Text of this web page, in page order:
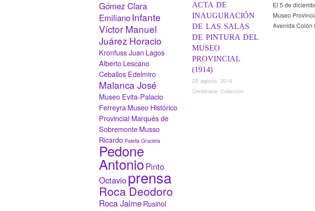
Gómez Clara
EmilianoInfante
Víctor Manuel
Juárez Horacio
Kronfuss Juan Lagos
AlbertoLescano
Ceballos Edelmiro
Malanca José
Museo Evita-Palacio
FerreyraMuseo Histórico
Provincial Marqués de
SobremonteMusso
Ricardo Palella Graciela
Pedone
Antonio Pinto
Octavioprensa
Roca Deodoro
Roca JaimeRusiñol
ACTA DE
INAUGURACIÓN
DE LAS SALAS
DE PINTURA DEL
MUSEO
PROVINCIAL
(1914)
29 agosto, 2014
Centenario Coleccion
El 5 de
Museo
Avenida